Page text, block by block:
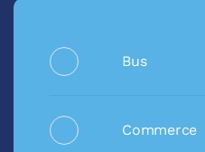
Bus
Commerce